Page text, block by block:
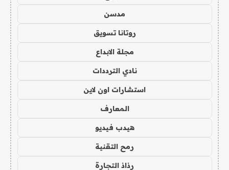
مدسن
روتانا تسويق
مجلة الابداع
نادي الترددات
استشارات اون لاين
المعارف
هيدب فيديو
رمح التقنية
رذاذ التجارة